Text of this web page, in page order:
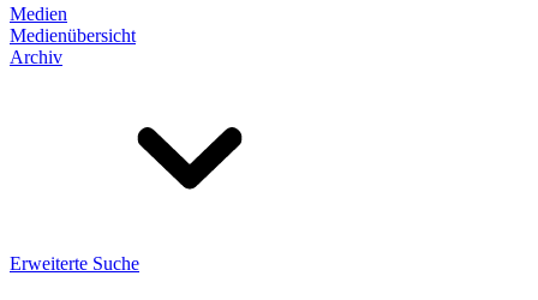
Medien
Medienübersicht
Archiv
Erweiterte Suche